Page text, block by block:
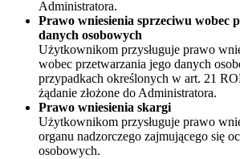
Administratora.
Prawo wniesienia sprzeciwu wobec
danych osobowych
Użytkownikom przysługuje prawo
wobec przetwarzania jego danych
przypadkach określonych w art. 21
żądanie złożone do Administratora.
Prawo wniesienia skargi
Użytkownikom przysługuje prawo
organu nadzorczego zajmującego się
osobowych.